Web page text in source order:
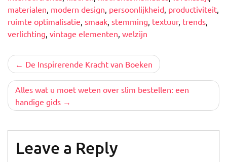
materialen, modern design, persoonlijkheid, productiviteit,
ruimte optimalisatie, smaak, stemming, textuur, trends,
verlichting, vintage elementen, welzijn
Berichtnavigatie
De Inspirerende Kracht van Boeken
Alles wat u moet weten over slim bestellen: een
handige gids
Leave a Reply